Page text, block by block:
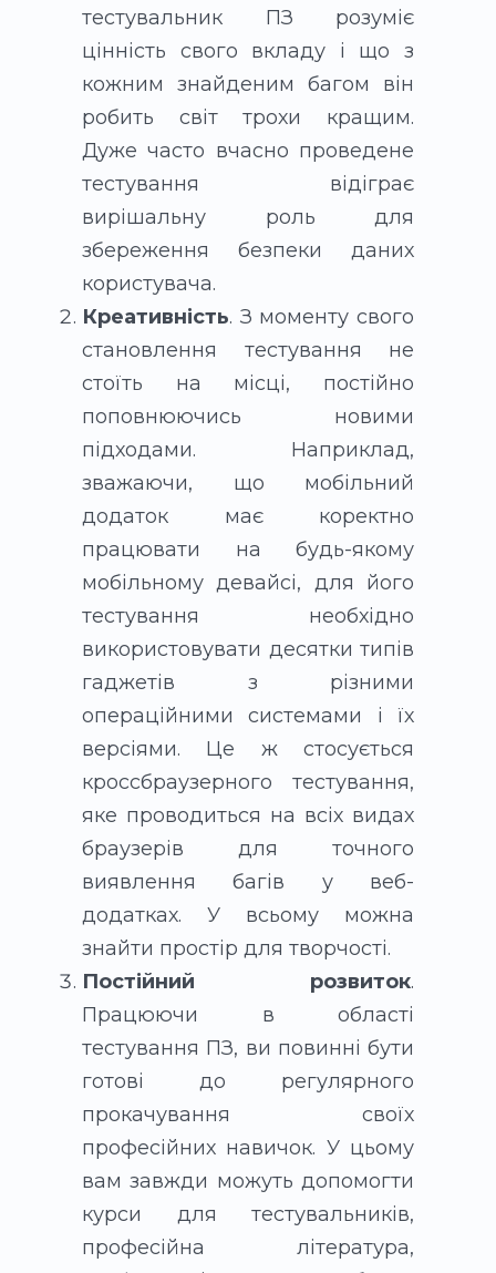
тестувальник ПЗ розуміє
цінність свого вкладу і що з
кожним знайденим багом він
робить світ трохи кращим.
Дуже часто вчасно проведене
тестування відіграє
вирішальну роль для
збереження безпеки даних
користувача.
Креативність. З моменту свого
становлення тестування не
стоїть на місці, постійно
поповнюючись новими
підходами. Наприклад,
зважаючи, що мобільний
додаток має коректно
працювати на будь-якому
мобільному девайсі, для його
тестування необхідно
використовувати десятки типів
гаджетів з різними
операційними системами і їх
версіями. Це ж стосується
кроссбраузерного тестування,
яке проводиться на всіх видах
браузерів для точного
виявлення багів у веб-
додатках. У всьому можна
знайти простір для творчості.
Постійний розвиток.
Працюючи в області
тестування ПЗ, ви повинні бути
готові до регулярного
прокачування своїх
професійних навичок. У цьому
вам завжди можуть допомогти
курси для тестувальників,
професійна література,